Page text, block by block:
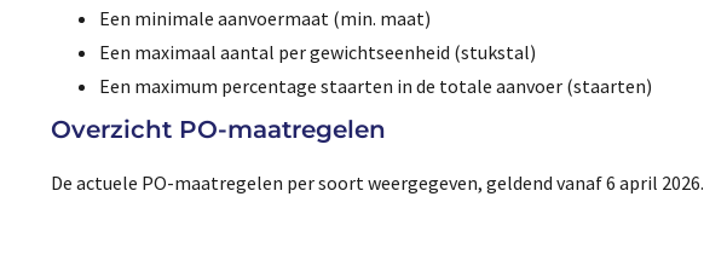
Een minimale aanvoermaat (min. maat)
Een maximaal aantal per gewichtseenheid (stukstal)
Een maximum percentage staarten in de totale aanvoer (staarten)
Overzicht PO-maatregelen
De actuele PO-maatregelen per soort weergegeven, geldend vanaf 6 april 2026.